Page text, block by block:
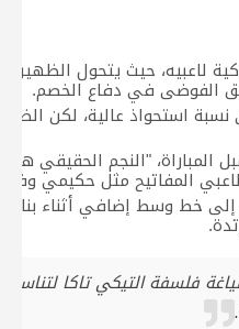
لاعبيه، حيث يتحول
الفوضى في دفاع الخصم.
استحواذ عالية، لكن
المباراة، "النجم الحقيقي هو
المفاتيح مثل حكيمي
خط وسط إضافي أثناء بناء
فلسفة التيكي تاكا لتناسب